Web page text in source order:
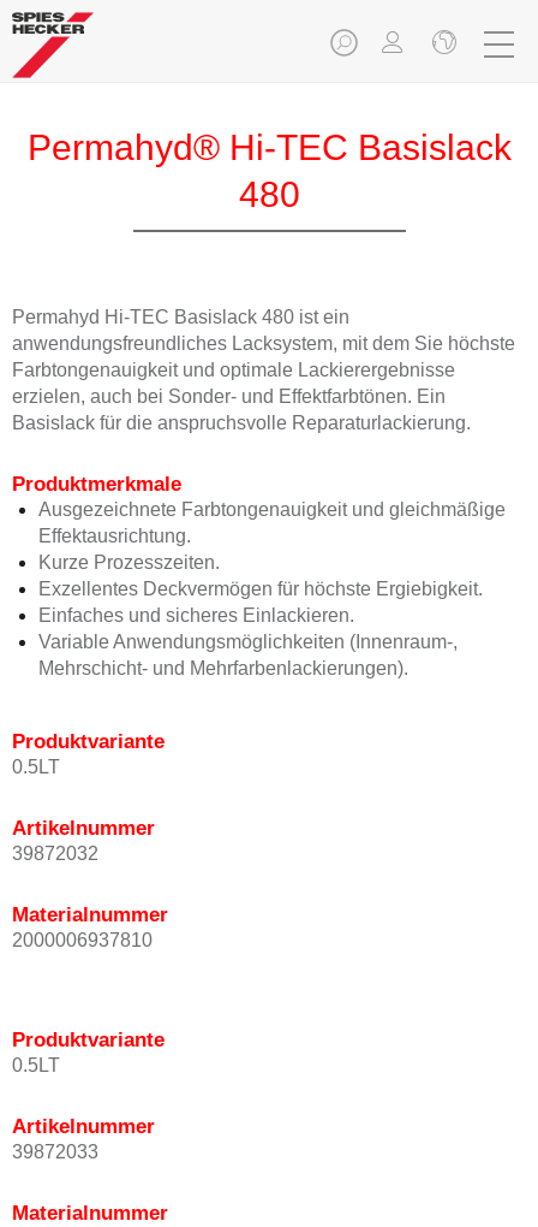
Permahyd® Hi-TEC Basislack
480
Permahyd Hi-TEC Basislack 480 ist ein
anwendungsfreundliches Lacksystem, mit dem Sie höchste
Farbtongenauigkeit und optimale Lackierergebnisse
erzielen, auch bei Sonder- und Effektfarbtönen. Ein
Basislack für die anspruchsvolle Reparaturlackierung.
Produktmerkmale
Ausgezeichnete Farbtongenauigkeit und gleichmäßige
Effektausrichtung.
Kurze Prozesszeiten.
Exzellentes Deckvermögen für höchste Ergiebigkeit.
Einfaches und sicheres Einlackieren.
Variable Anwendungsmöglichkeiten (Innenraum-,
Mehrschicht- und Mehrfarbenlackierungen).
Produktvariante
0.5LT
Artikelnummer
39872032
Materialnummer
2000006937810
Produktvariante
0.5LT
Artikelnummer
39872033
Materialnummer